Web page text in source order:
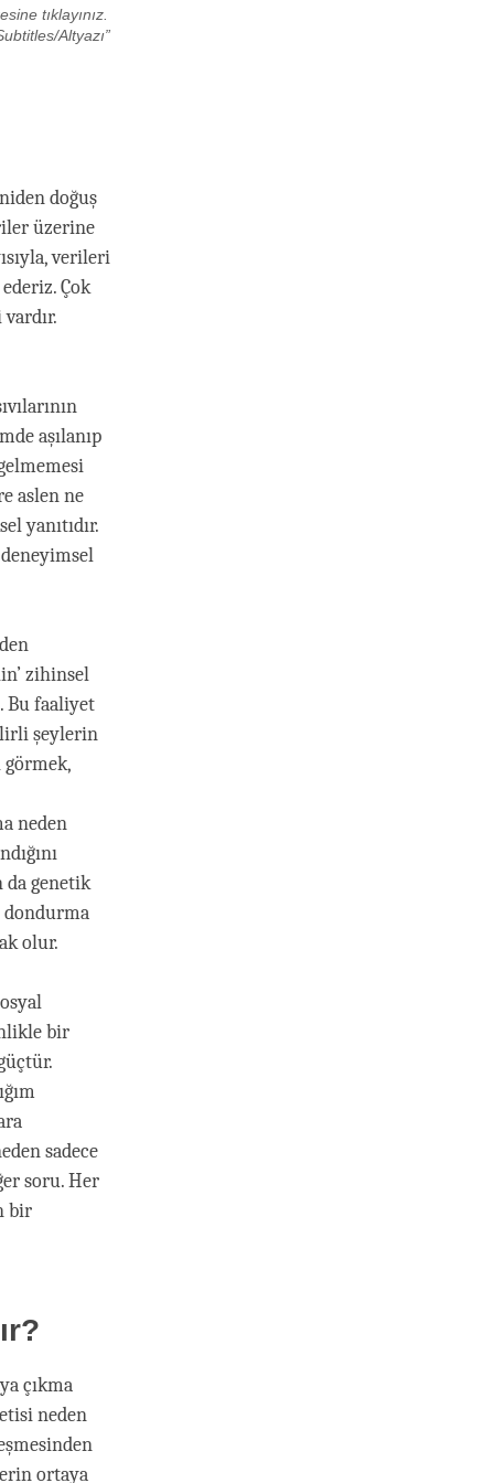
tıklayınız.
Altyazı”
doğuş
üzerine
verileri
Çok
aşılanıp
aslen ne
yanıtıdır.
zihinsel
Bu faaliyet
şeylerin
görmek,
neden
da genetik
olur.
bir
sadece
soru. Her
bir
çıkma
neden
ortaya